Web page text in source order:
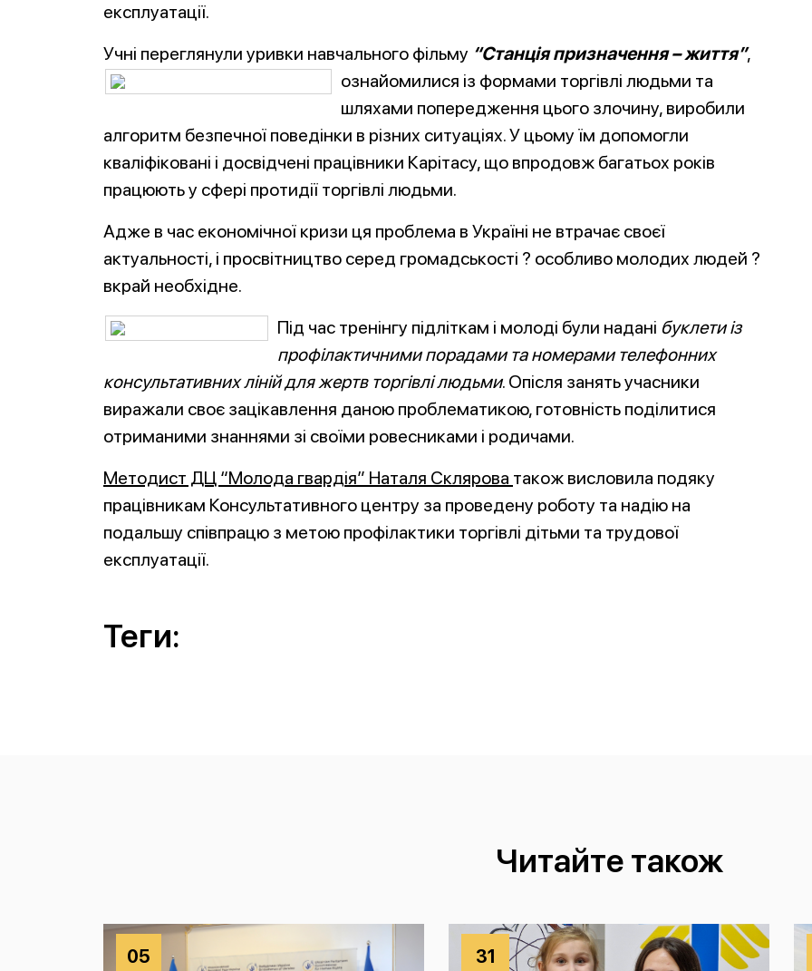
експлуатації.
Учні переглянули уривки навчального фільму “Станція призначення – життя”,
ознайомилися із формами торгівлі людьми та
шляхами попередження цього злочину, виробили
алгоритм безпечної поведінки в різних ситуаціях. У цьому їм допомогли
кваліфіковані і досвідчені працівники Карітасу, що впродовж багатьох років
працюють у сфері протидії торгівлі людьми.
Адже в час економічної кризи ця проблема в Україні не втрачає своєї
актуальності, і просвітництво серед громадськості ? особливо молодих людей ?
вкрай необхідне.
Під час тренінгу підліткам і молоді були надані буклети із
профілактичними порадами та номерами телефонних
консультативних ліній для жертв торгівлі людьми. Опісля занять учасники
виражали своє зацікавлення даною проблематикою, готовність поділитися
отриманими знаннями зі своїми ровесниками і родичами.
Методист ДЦ “Молода гвардія” Наталя Склярова також висловила подяку
працівникам Консультативного центру за проведену роботу та надію на
подальшу співпрацю з метою профілактики торгівлі дітьми та трудової
експлуатації.
Теги:
Читайте також
05 31